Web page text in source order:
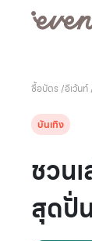
ซื้อบัตร /อีเว้นท์
บันเทิง
ชวน
สุดปั่